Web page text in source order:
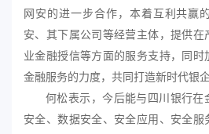
网安的进一步合作，本着互利共赢
安、其下属公司等经营主体，提供
业金融授信等方面的服务支持，同时
金融服务的力度，共同打造新时代银
何松表示，今后能与四川银行在
安全、数据安全、安全应用、安全